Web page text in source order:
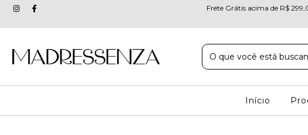
Frete Grátis acima de R$
Início